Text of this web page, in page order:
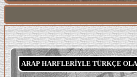
ARAP HARFLERİYLE TÜRKÇE